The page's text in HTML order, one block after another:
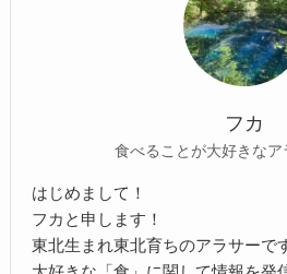
フカ
食べることが大好きなア
はじめまして！
フカと申します！
東北生まれ東北育ちのアラサーで